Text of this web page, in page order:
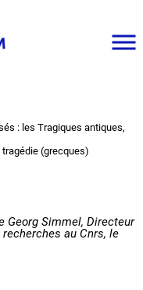
: les Tragiques antiques,
tragédie (grecques)
Georg Simmel, Directeur
recherches au Cnrs, le